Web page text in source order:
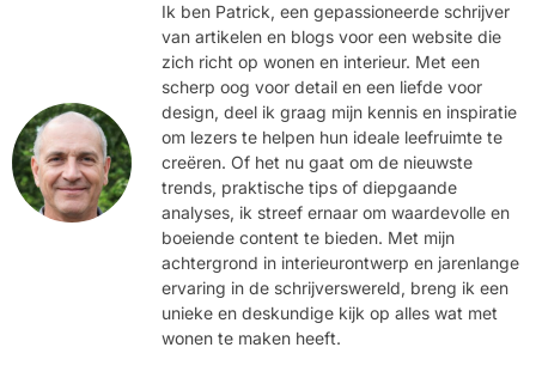
Ik ben Patrick, een gepassioneerde schrijver
van artikelen en blogs voor een website die
zich richt op wonen en interieur. Met een
scherp oog voor detail en een liefde voor
design, deel ik graag mijn kennis en inspiratie
om lezers te helpen hun ideale leefruimte te
creëren. Of het nu gaat om de nieuwste
trends, praktische tips of diepgaande
analyses, ik streef ernaar om waardevolle en
boeiende content te bieden. Met mijn
achtergrond in interieurontwerp en jarenlange
ervaring in de schrijverswereld, breng ik een
unieke en deskundige kijk op alles wat met
wonen te maken heeft.